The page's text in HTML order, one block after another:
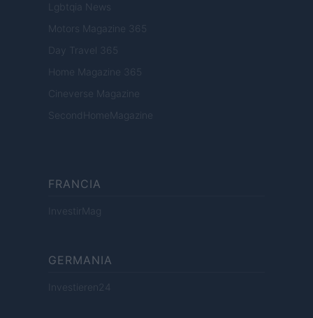
Lgbtqia News
Motors Magazine 365
Day Travel 365
Home Magazine 365
Cineverse Magazine
SecondHomeMagazine
FRANCIA
InvestirMag
GERMANIA
Investieren24